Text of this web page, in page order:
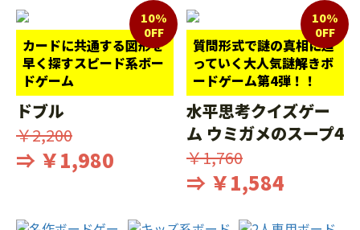
カードに共通する図形を
早く探すスピード系ボー
ドゲーム
10%
0FF
ドブル
￥2,200
⇒ ￥1,980
質問形式で謎の真相に迫
っていく大人気謎解きボ
ードゲーム第4弾！！
10%
0FF
水平思考クイズゲー
ム ウミガメのスープ4
￥1,760
⇒ ￥1,584